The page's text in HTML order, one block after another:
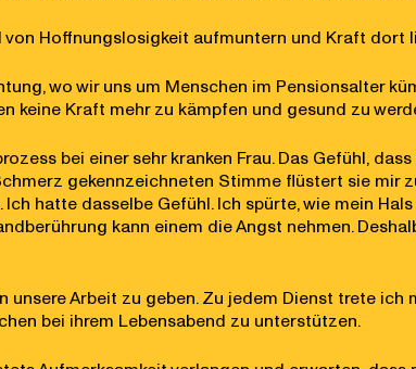
Hoffnungslosigkeit aufmuntern und Kraft dort
wo wir uns um Menschen im Pensionsalter
keine Kraft mehr zu kämpfen und gesund zu
bei einer sehr kranken Frau. Das Gefühl,
gekennzeichneten Stimme flüstert sie mir
hatte dasselbe Gefühl. Ich spürte, wie mein
kann einem die Angst nehmen.
unsere Arbeit zu geben. Zu jedem Dienst trete
bei ihrem Lebensabend zu unterstützen.